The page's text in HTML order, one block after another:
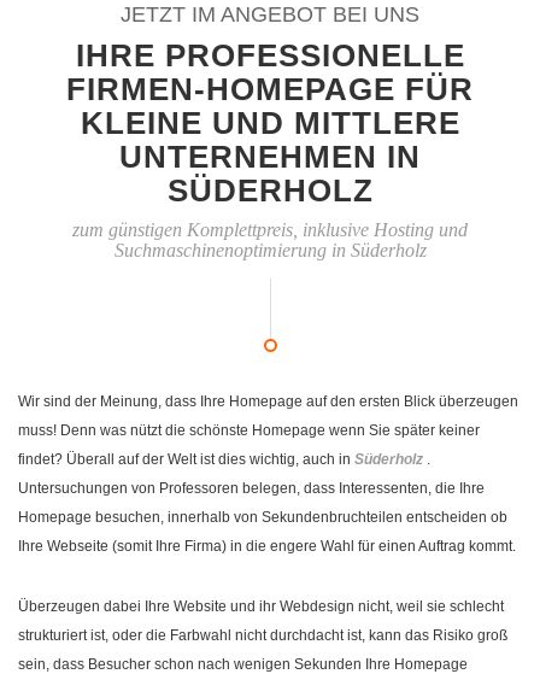
JETZT IM ANGEBOT BEI UNS
IHRE PROFESSIONELLE
FIRMEN-HOMEPAGE FÜR
KLEINE UND MITTLERE
UNTERNEHMEN IN
SÜDERHOLZ
zum günstigen Komplettpreis, inklusive Hosting und
Suchmaschinenoptimierung in Süderholz
Wir sind der Meinung, dass Ihre Homepage auf den ersten Blick überzeugen
muss! Denn was nützt die schönste Homepage wenn Sie später keiner
findet? Überall auf der Welt ist dies wichtig, auch in Süderholz .
Untersuchungen von Professoren belegen, dass Interessenten, die Ihre
Homepage besuchen, innerhalb von Sekundenbruchteilen entscheiden ob
Ihre Webseite (somit Ihre Firma) in die engere Wahl für einen Auftrag kommt.
Überzeugen dabei Ihre Website und ihr Webdesign nicht, weil sie schlecht
strukturiert ist, oder die Farbwahl nicht durchdacht ist, kann das Risiko groß
sein, dass Besucher schon nach wenigen Sekunden Ihre Homepage